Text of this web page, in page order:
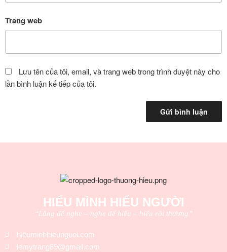
Trang web
Lưu tên của tôi, email, và trang web trong trình duyệt này cho
lần bình luận kế tiếp của tôi.
HIỂU MÌNH HIỂU NGƯỜI
“Lắng để nghe – nghe để hiểu – hiểu rồi thương”
hieuminhhieunguoi.com
lemytrang89@gmail.com